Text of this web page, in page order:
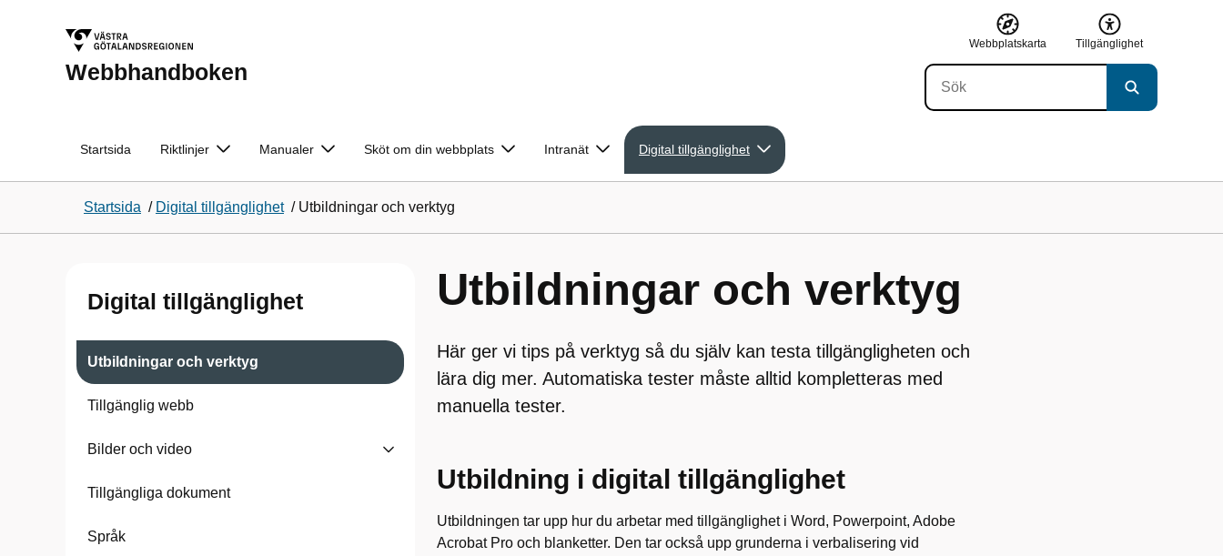
Webbhandboken
Webbplatskarta Tillgänglighet
Startsida Riktlinjer Manualer Sköt om din webbplats Intranät Digital tillgänglighet
Startsida / Digital tillgänglighet / Utbildningar och verktyg
Digital tillgänglighet
Utbildningar och verktyg
Tillgänglig webb
Bilder och video
Tillgängliga dokument
Språk
Utbildningar och verktyg
Här ger vi tips på verktyg så du själv kan testa tillgängligheten och
lära dig mer. Automatiska tester måste alltid kompletteras med
manuella tester.
Utbildning i digital tillgänglighet
Utbildningen tar upp hur du arbetar med tillgänglighet i Word, Powerpoint, Adobe
Acrobat Pro och blanketter. Den tar också upp grunderna i verbalisering vid